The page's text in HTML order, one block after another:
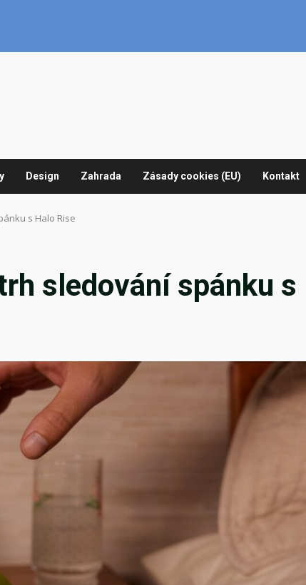
Design Zahrada Zásady cookies (EU) Kontakt
s Halo Rise
sledování spánku s